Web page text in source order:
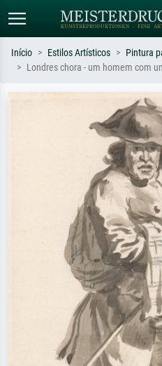
Pesquise por artista, título ou estilo –
ex: Monet, Noite Estrelada,
impressionismo, onda de Hokusai, nu.
Início Estilos Artísticos Pintura
Londres chora - um homem com